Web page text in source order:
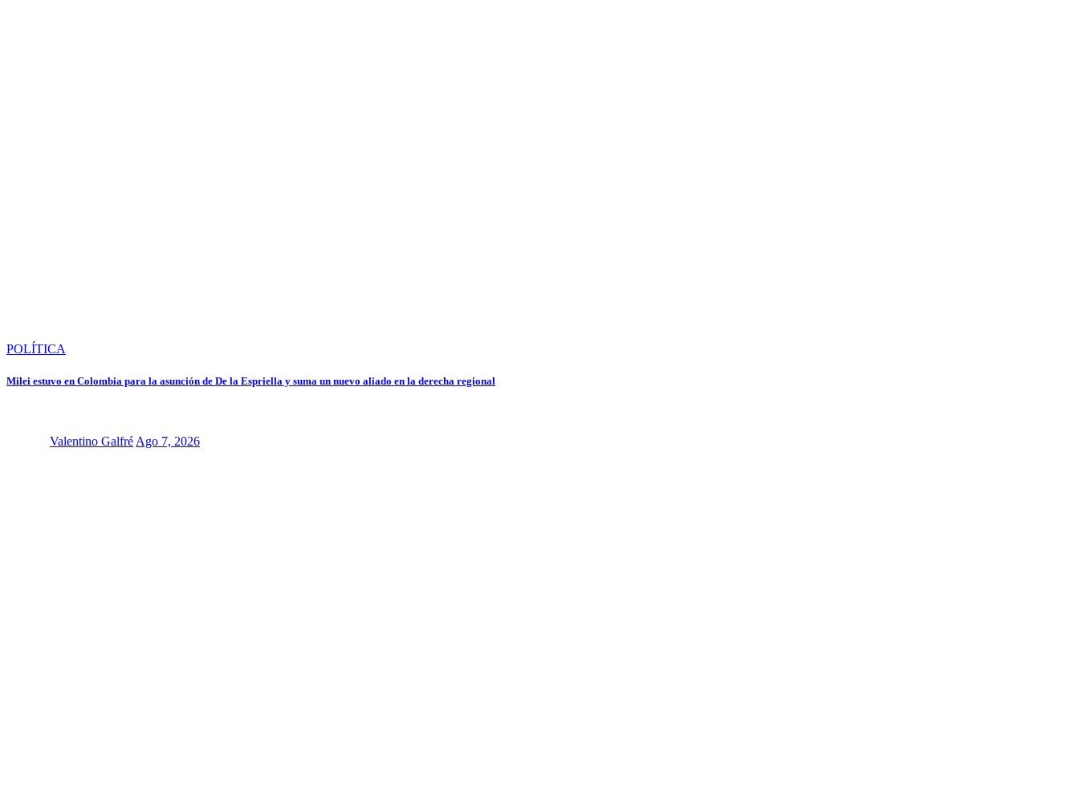
POLÍTICA
Milei estuvo en Colombia para la asunción de De la Espriella y suma un nuevo aliado en la derecha regional
Valentino Galfré Ago 7, 2026